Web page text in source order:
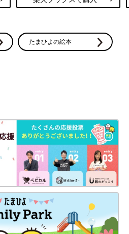
たまひよの絵本